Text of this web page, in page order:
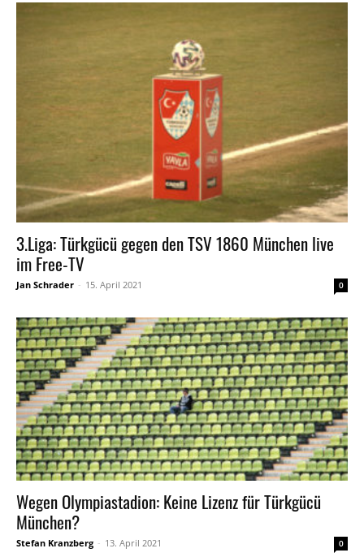
3.Liga: Türkgücü gegen den TSV 1860 München live
im Free-TV
Jan Schrader - 15. April 2021 0
Wegen Olympiastadion: Keine Lizenz für Türkgücü
München?
Stefan Kranzberg - 13. April 2021 0